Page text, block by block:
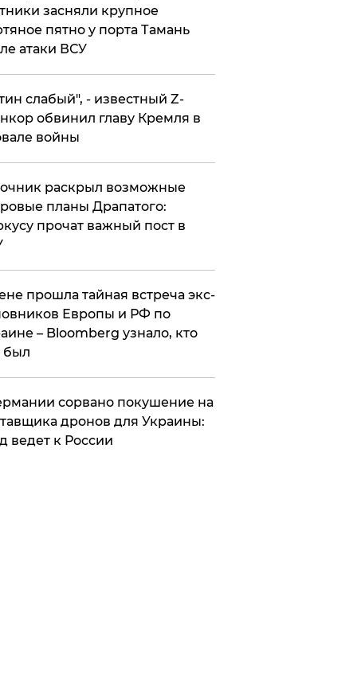
засняли крупное
пятно у порта Тамань
атаки ВСУ
слабый", - известный Z-
обвинил главу Кремля в
войны
раскрыл возможные
планы Драпатого:
прочат важный пост в
прошла тайная встреча экс-
Европы и РФ по
– Bloomberg узнало, кто
был
сорвано покушение на
дронов для Украины:
ведет к России